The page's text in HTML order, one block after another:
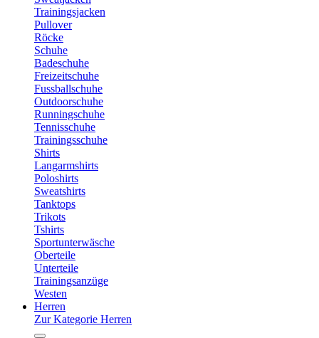
Trainingsjacken
Pullover
Röcke
Schuhe
Badeschuhe
Freizeitschuhe
Fussballschuhe
Outdoorschuhe
Runningschuhe
Tennisschuhe
Trainingsschuhe
Shirts
Langarmshirts
Poloshirts
Sweatshirts
Tanktops
Trikots
Tshirts
Sportunterwäsche
Oberteile
Unterteile
Trainingsanzüge
Westen
Herren
Zur Kategorie Herren